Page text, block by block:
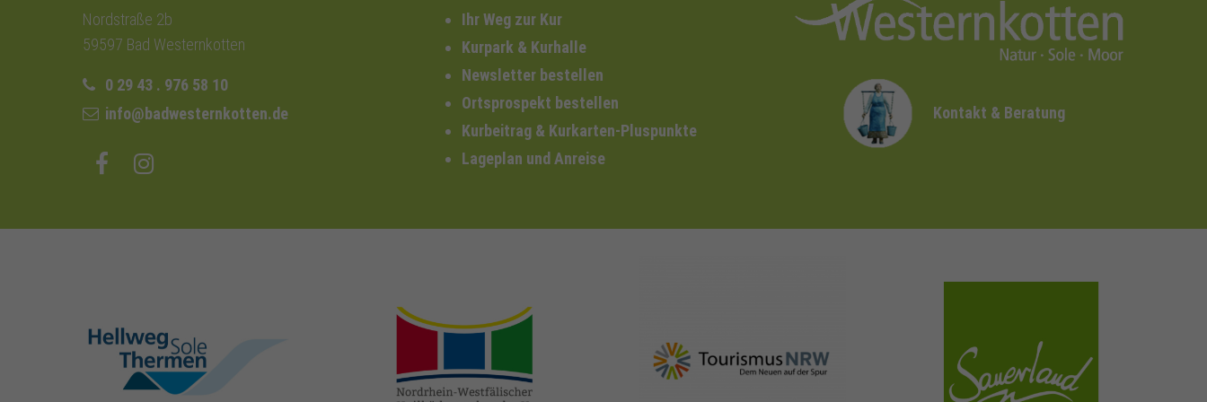
Nordstraße 2b
59597 Bad Westernkotten
0 29 43 . 976 58 10
info@badwesternkotten.de
Ihr Weg zur Kur
Kurpark & Kurhalle
Newsletter bestellen
Ortsprospekt bestellen
Kurbeitrag & Kurkarten-Pluspunkte
Lageplan und Anreise
Kontakt & Beratung
hellweg-sole-
thermen.de
heilbaeder.de
nrw-tourismus.de sauerland.com